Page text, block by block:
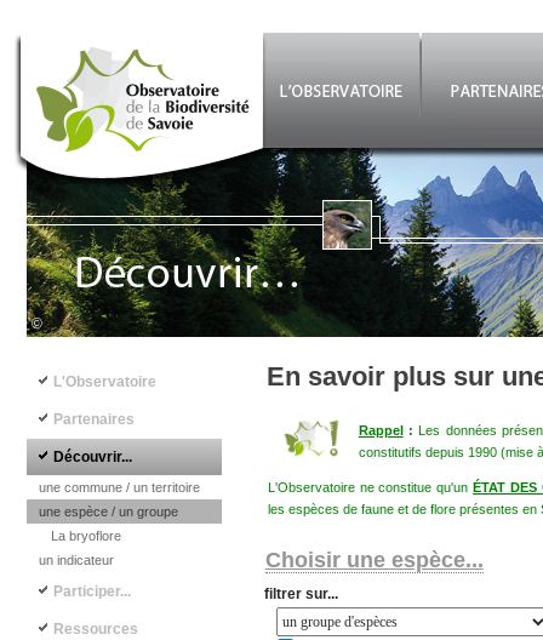
Aller au contenu principal
©
En savoir plus sur
Rappel:Les données
constitutifs depuis 1990 (mise
L'Observatoire ne constitue qu'unÉTAT DES
les espèces de faune et de flore présentes en
Choisir une espèce...
filtrer sur...
Navigation principale
L'Observatoire
Partenaires
Découvrir...
une commune / un territoire
une espèce / un groupe
La bryoflore
un indicateur
Participer...
Ressources